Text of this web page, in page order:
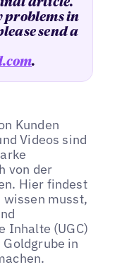
article.
problems in
send a
.
Kunden
Videos sind
von der
Hier findest
wissen musst,
Inhalte (UGC)
in